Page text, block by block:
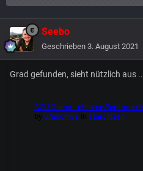
Seebo
Geschrieben 3. August 2021
Grad gefunden, sieht nützlich aus ..